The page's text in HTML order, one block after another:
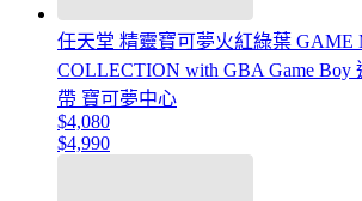
任天堂 精靈寶可夢火紅綠葉 GAME
COLLECTION with GBA Game Boy
帶 寶可夢中心
$4,080
$4,990